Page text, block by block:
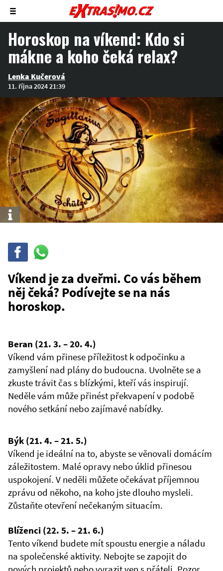
Zobrazit/skrýt
menu
Horoskop na víkend: Kdo si
mákne a koho čeká relax?
Lenka Kučerová
11. října 2024 21:39
Info
Sdílej
WhatsAppu
Víkend je za dveřmi. Co vás během
něj čeká? Podívejte se na nás
horoskop.
Beran (21. 3. – 20. 4.)
Víkend vám přinese příležitost k odpočinku a
zamyšlení nad plány do budoucna. Uvolněte se a
zkuste trávit čas s blízkými, kteří vás inspirují.
Neděle vám může přinést překvapení v podobě
nového setkání nebo zajímavé nabídky.
Býk (21. 4. – 21. 5.)
Víkend je ideální na to, abyste se věnovali domácím
záležitostem. Malé opravy nebo úklid přinesou
uspokojení. V neděli můžete očekávat příjemnou
zprávu od někoho, na koho jste dlouho mysleli.
Zůstaňte otevření nečekaným situacím.
Blíženci (22. 5. – 21. 6.)
Tento víkend budete mít spoustu energie a náladu
na společenské aktivity. Nebojte se zapojit do